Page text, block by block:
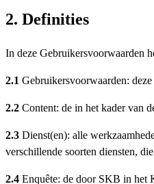
2. Definities
In deze Gebruikersvoorwaarden
2.1 Gebruikersvoorwaarden:
2.2 Content: de in het kader van
2.3 Dienst(en): alle
verschillende soorten diensten,
2.4 Enquête: de door SKB in het